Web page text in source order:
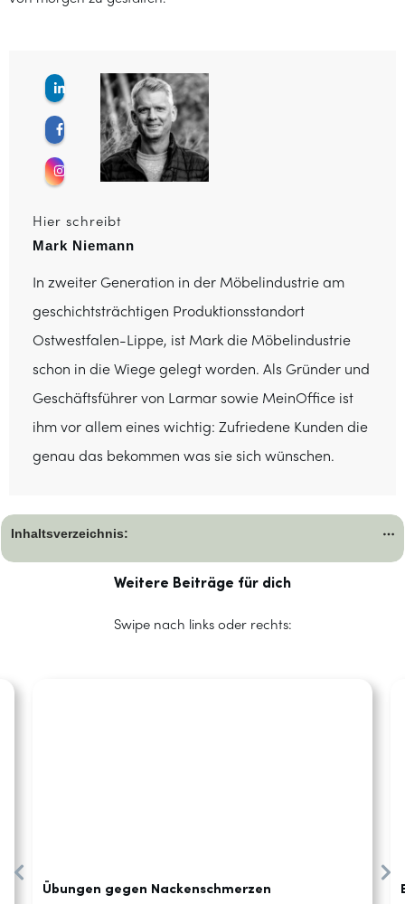
Hier schreibt
Mark Niemann
In zweiter Generation in der Möbelindustrie am
geschichtsträchtigen Produktionsstandort
Ostwestfalen-Lippe, ist Mark die Möbelindustrie
schon in die Wiege gelegt worden. Als Gründer und
Geschäftsführer von Larmar sowie MeinOffice ist
ihm vor allem eines wichtig: Zufriedene Kunden die
genau das bekommen was sie sich wünschen.
Inhaltsverzeichnis:
Weitere Beiträge für dich
Swipe nach links oder rechts:
Übungen gegen Nackenschmerzen